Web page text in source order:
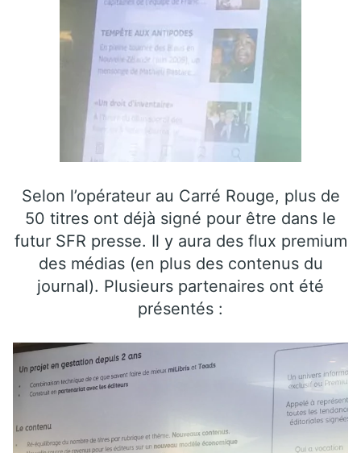
Selon l’opérateur au Carré Rouge, plus de
50 titres ont déjà signé pour être dans le
futur SFR presse. Il y aura des flux premium
des médias (en plus des contenus du
journal). Plusieurs partenaires ont été
présentés :